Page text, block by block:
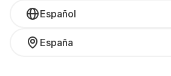
Español
España